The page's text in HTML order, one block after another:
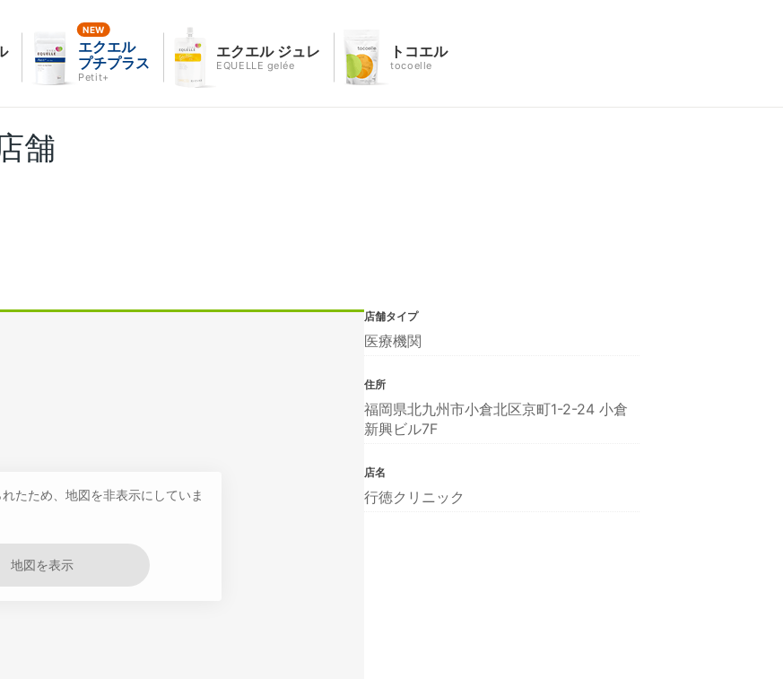
エクエル
プチプラス
Petit+
エクエル ジュレ
EQUELLE gelée
トコエル
tocoelle
舗
たため、地図を非表示にしていま
地図を表示
店舗タイプ
医療機関
住所
福岡県北九州市小倉北区京町1-2-24 小倉
新興ビル7F
店名
行徳クリニック